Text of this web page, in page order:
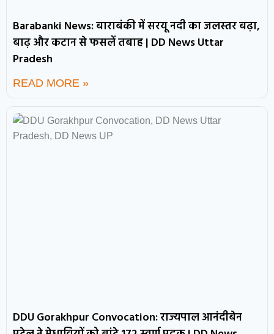
Barabanki News: बाराबंकी में सरयू नदी का जलस्तर बढ़ा,
बाढ़ और कटान से फसलें तबाह | DD News Uttar
Pradesh
READ MORE »
DDU Gorakhpur Convocation: राज्यपाल आनंदीबेन